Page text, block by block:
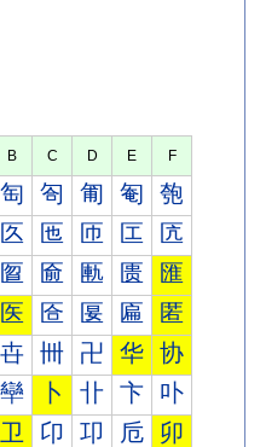
B C D E F
匋 匌 匍 匎 匏
匛 匜 匝 匞 匟
匫 匬 匭 匮 匯
医 匼 匽 匾 匿
卋 卌 卍 华 协
卛 卜 卝 卞 卟
卫 卬 卭 卮 卯